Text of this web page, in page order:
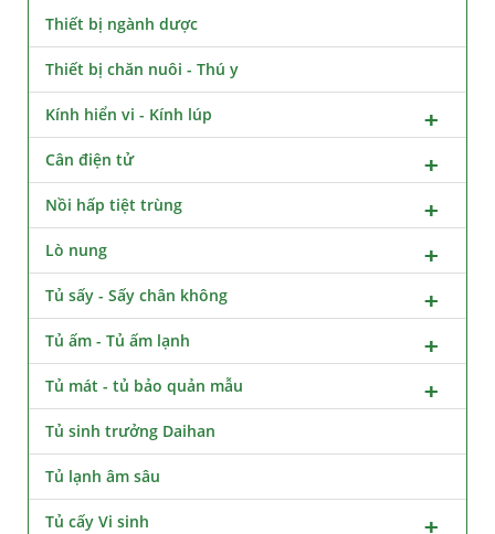
Thiết bị ngành dược
Thiết bị chăn nuôi - Thú y
Kính hiển vi - Kính lúp
Cân điện tử
Nồi hấp tiệt trùng
Lò nung
Tủ sấy - Sấy chân không
Tủ ấm - Tủ ấm lạnh
Tủ mát - tủ bảo quản mẫu
Tủ sinh trưởng Daihan
Tủ lạnh âm sâu
Tủ cấy Vi sinh